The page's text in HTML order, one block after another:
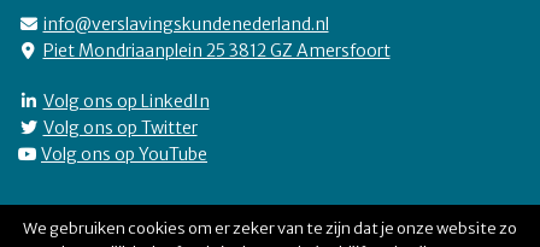
info@verslavingskundenederland.nl
Piet Mondriaanplein 25 3812 GZ Amersfoort
Volg ons op LinkedIn
Volg ons op Twitter
Volg ons op YouTube
We gebruiken cookies om er zeker van te zijn dat je onze website zo